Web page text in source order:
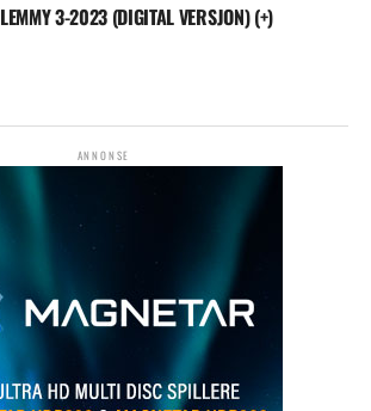
LEMMY 3-2023 (DIGITAL VERSJON) (+)
ANNONSE